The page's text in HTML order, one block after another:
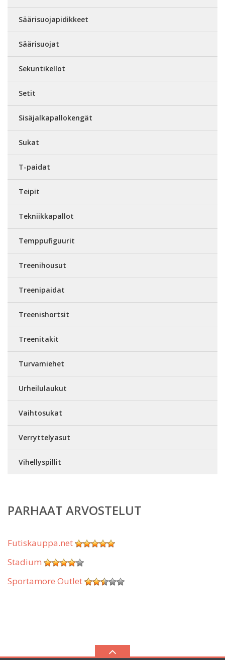
Säärisuojapidikkeet
Säärisuojat
Sekuntikellot
Setit
Sisäjalkapallokengät
Sukat
T-paidat
Teipit
Tekniikkapallot
Temppufiguurit
Treenihousut
Treenipaidat
Treenishortsit
Treenitakit
Turvamiehet
Urheilulaukut
Vaihtosukat
Verryttelyasut
Vihellyspillit
PARHAAT ARVOSTELUT
Futiskauppa.net
Stadium
Sportamore Outlet